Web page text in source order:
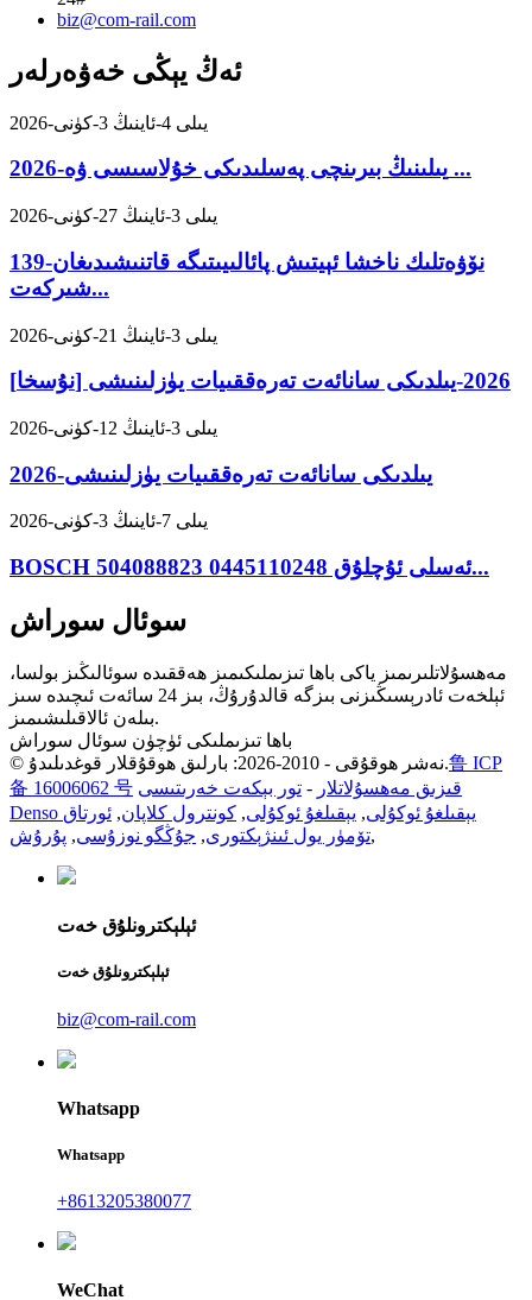
biz@com-rail.com
ئەڭ يېڭى خەۋەرلەر
2026-يىلى 4-ئاينىڭ 3-كۈنى
2026-يىلىنىڭ بىرىنچى پەسلىدىكى خۇلاسىسى ۋە ...
2026-يىلى 3-ئاينىڭ 27-كۈنى
139-نۆۋەتلىك ناخشا ئېيتىش پائالىيىتىگە قاتنىشىدىغان
شىركەت...
2026-يىلى 3-ئاينىڭ 21-كۈنى
[نۇسخا] 2026-يىلدىكى سانائەت تەرەققىيات يۈزلىنىشى
2026-يىلى 3-ئاينىڭ 12-كۈنى
2026-يىلدىكى سانائەت تەرەققىيات يۈزلىنىشى
2026-يىلى 7-ئاينىڭ 3-كۈنى
BOSCH ئەسلى ئۇچلۇق 0445110248 504088823...
سوئال سوراش
مەھسۇلاتلىرىمىز ياكى باھا تىزىملىكىمىز ھەققىدە سوئالىڭىز بولسا،
ئېلخەت ئادرېسىڭىزنى بىزگە قالدۇرۇڭ، بىز 24 سائەت ئىچىدە سىز
بىلەن ئالاقىلىشىمىز.
باھا تىزىملىكى ئۈچۈن سوئال سوراش
© نەشر ھوقۇقى - 2010-2026: بارلىق ھوقۇقلار قوغدىلىدۇ.鲁 ICP
备 16006062 号
قىزىق مەھسۇلاتلار - تور بېكەت خەرىتىسى
Denso يېقىلغۇ ئوكۇلى, يېقىلغۇ ئوكۇلى, كونترول كلاپان, ئورتاق
تۆمۈر يول ئىنژېكتورى, جۇڭگو نوزۇسى, پۇرۇش ,
ئېلېكترونلۇق خەت
ئېلېكترونلۇق خەت
biz@com-rail.com
Whatsapp
Whatsapp
+8613205380077
WeChat